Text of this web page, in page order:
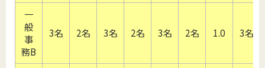
一
般
事
務B
3名 2名 3名 2名 3名 2名 1.0 3名